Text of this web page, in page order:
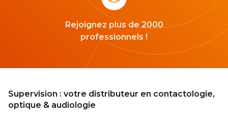
Rejoignez plus de 2000
professionnels !
Supervision : votre distributeur en contactologie,
optique & audiologie